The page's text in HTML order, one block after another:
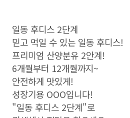
일동 후디스 2단계
믿고 먹일 수 있는 일동 후디스!
프리미엄 산양분유 2안계!
6개월부터 12개월까지~
안전하게 맛있게!
성장기용 OOO입니다!
"일동 후디스 2단계"로